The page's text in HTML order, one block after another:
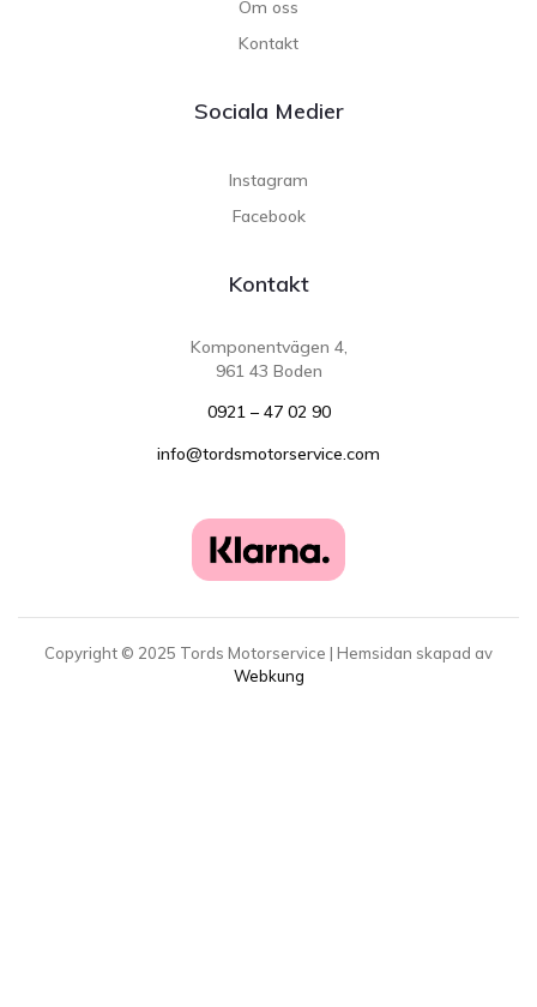
Om oss
Kontakt
Sociala Medier
Instagram
Facebook
Kontakt
Komponentvägen 4,
961 43 Boden
0921 – 47 02 90
info@tordsmotorservice.com
Copyright © 2025 Tords Motorservice | Hemsidan skapad av
Webkung